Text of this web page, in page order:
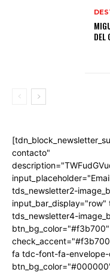
DEL
contacto"
tds_newsletter2-
tds_newsletter4-
fa tdc-font-fa-